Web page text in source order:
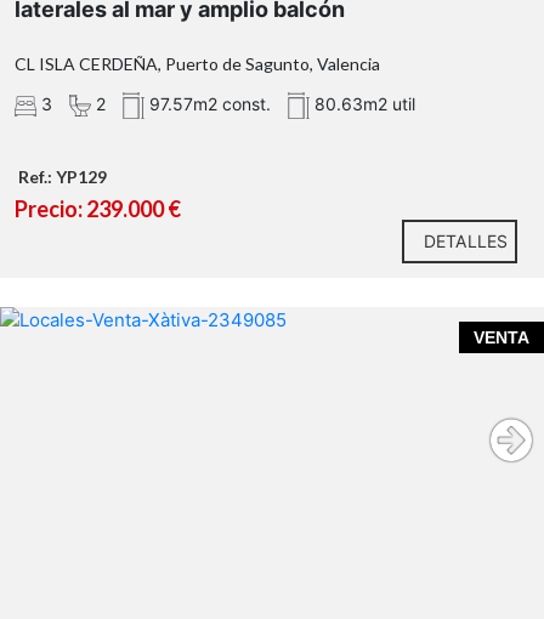
2 baños completos: uno con ducha y otro con
bañera
Cocina independiente completamente nueva, a
Patio interior que aporta ventilación y espacio
Amplio balcón con vistas laterales al mar
laterales al mar y amplio balcón
CL ISLA CERDEÑA, Puerto de Sagunto, Valencia
3
2 97.57m2 const. 80.63m2 util
Ref.: YP129
Precio: 239.000 €
DETALLES
VENTA